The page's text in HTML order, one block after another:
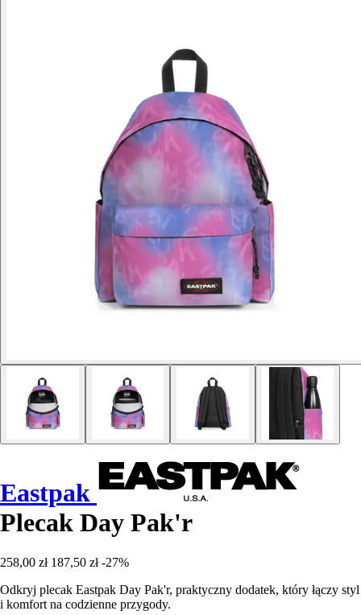
Eastpak
Plecak Day Pak'r
258,00 zł 187,50 zł -27%
Odkryj plecak Eastpak Day Pak'r, praktyczny dodatek, który łączy styl
i komfort na codzienne przygody.